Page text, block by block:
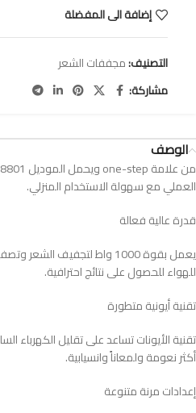
إضافة الى المفضلة
التصنيف:مجففات الشعر
مشاركة:
الوصف
العملي مع سهولة الاستخدام المنزلي.
قدرة عالية فعالة
يعمل بقوة 1000 واط لتجفيف
للهواء للحصول على نتائج احترافية.
تقنية أيونية متطورة
تقنية الأيونات تساعد على تقليل الكهرباء
أكثر نعومة ولمعاناً وانسيابية.
إعدادات مرنة متنوعة